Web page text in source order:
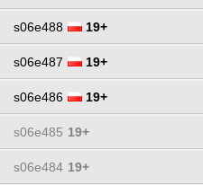
s06e488 19+
s06e487 19+
s06e486 19+
s06e485 19+
s06e484 19+